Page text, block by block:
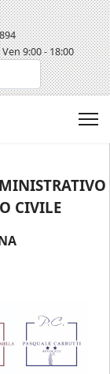
9:00 - 18:00
CIVILE